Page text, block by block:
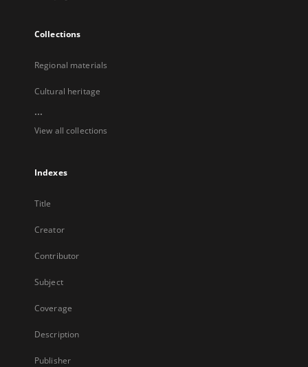
Collections
Regional materials
Cultural heritage
...
View all collections
Indexes
Title
Creator
Contributor
Subject
Coverage
Description
Publisher